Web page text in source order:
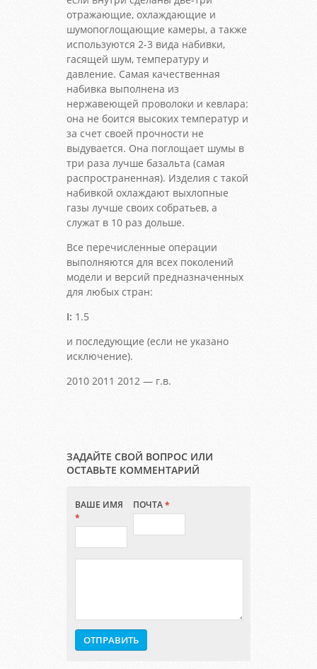
отражающие, охлаждающие и
шумопоглощающие камеры, а также
используются 2-3 вида набивки,
гасящей шум, температуру и
давление. Самая качественная
набивка выполнена из
нержавеющей проволоки и кевлара:
она не боится высоких температур и
за счет своей прочности не
выдувается. Она поглощает шумы в
три раза лучше базальта (самая
распространенная). Изделия с такой
набивкой охлаждают выхлопные
газы лучше своих собратьев, а
служат в 10 раз дольше.
Все перечисленные операции
выполняются для всех поколений
модели и версий предназначенных
для любых стран:
I: 1.5
и последующие (если не указано
исключение).
2010 2011 2012 — г.в.
ЗАДАЙТЕ СВОЙ ВОПРОС ИЛИ
ОСТАВЬТЕ КОММЕНТАРИЙ
ВАШЕ ИМЯ
*
ПОЧТА*